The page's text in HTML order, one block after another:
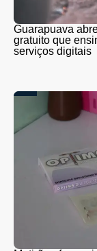
Guarapuava
gratuito que
serviços digitais